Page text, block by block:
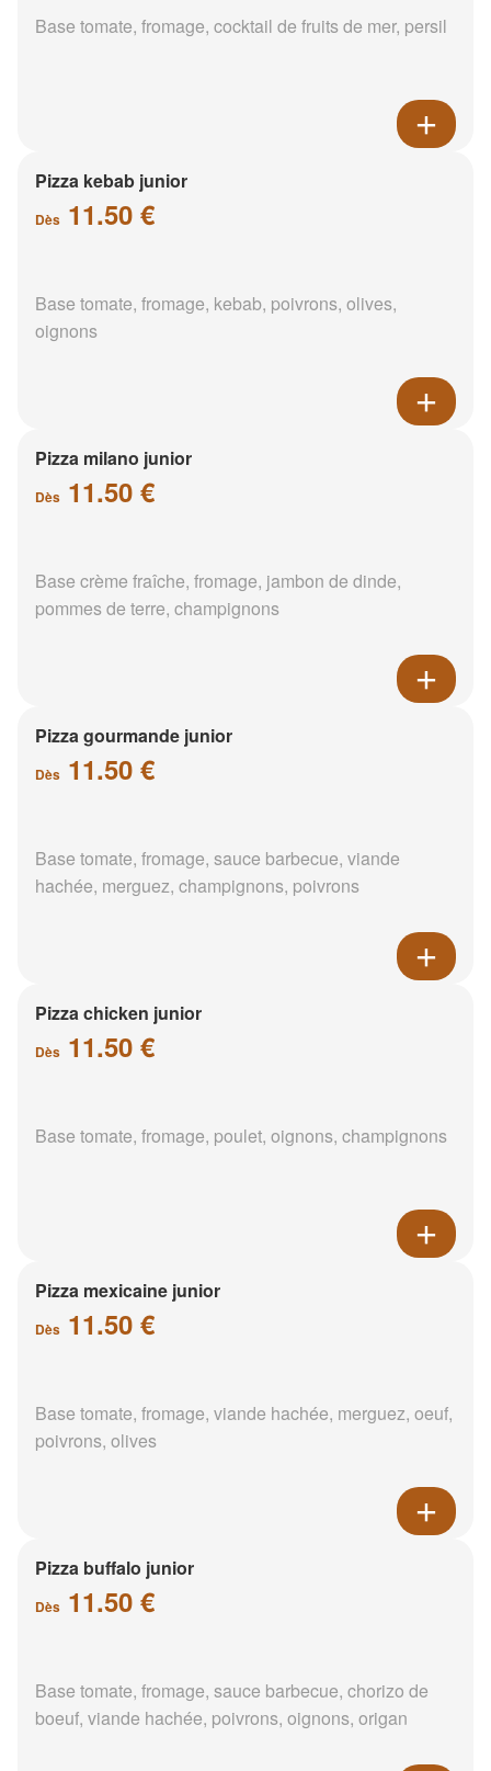
Base tomate, fromage, cocktail de fruits de mer, persil
Pizza kebab junior
Dès 11.50 €
Base tomate, fromage, kebab, poivrons, olives,
oignons
Pizza milano junior
Dès 11.50 €
Base crème fraîche, fromage, jambon de dinde,
pommes de terre, champignons
Pizza gourmande junior
Dès 11.50 €
Base tomate, fromage, sauce barbecue, viande
hachée, merguez, champignons, poivrons
Pizza chicken junior
Dès 11.50 €
Base tomate, fromage, poulet, oignons, champignons
Pizza mexicaine junior
Dès 11.50 €
Base tomate, fromage, viande hachée, merguez, oeuf,
poivrons, olives
Pizza buffalo junior
Dès 11.50 €
Base tomate, fromage, sauce barbecue, chorizo de
boeuf, viande hachée, poivrons, oignons, origan